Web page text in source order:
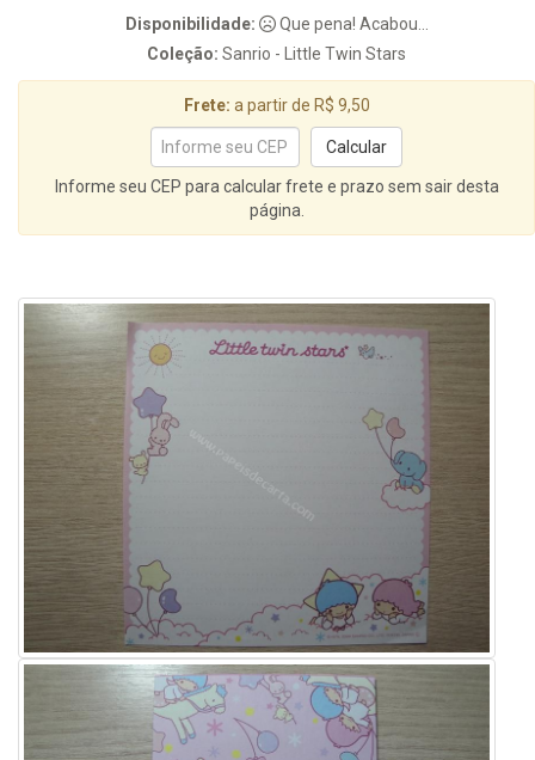
Disponibilidade:
Que pena! Acabou...
Coleção: Sanrio - Little Twin Stars
Frete: a partir de R$ 9,50
Informe seu CEP para calcular frete e prazo sem sair desta
página.